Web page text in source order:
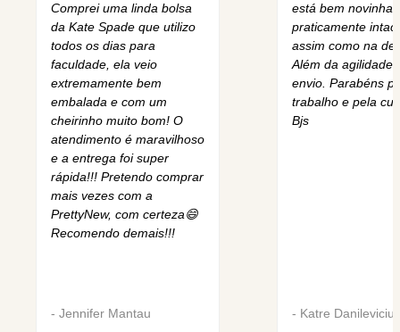
Comprei uma linda bolsa
da Kate Spade que utilizo
todos os dias para
faculdade, ela veio
extremamente bem
embalada e com um
cheirinho muito bom! O
atendimento é maravilhoso
e a entrega foi super
rápida!!! Pretendo comprar
mais vezes com a
PrettyNew, com certeza😄
Recomendo demais!!!
- Jennifer Mantau
está bem novinha,
praticamente
assim como na
Além da agilidade
envio. Parabéns
trabalho e pela
Bjs
- Katre Danilevicius